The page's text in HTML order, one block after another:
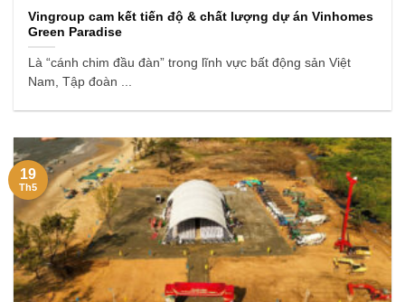
Vingroup cam kết tiến độ & chất lượng dự án Vinhomes
Green Paradise
Là “cánh chim đầu đàn” trong lĩnh vực bất động sản Việt
Nam, Tập đoàn ...
19
Th5